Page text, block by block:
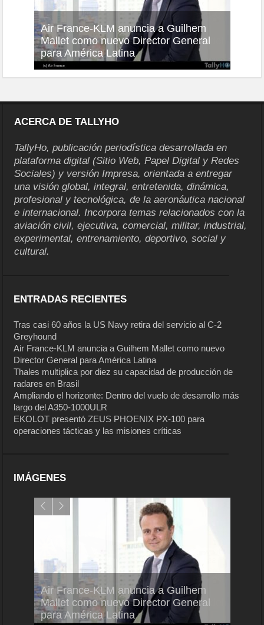
Air France-KLM anuncia a Guilhem
Mallet como nuevo Director General
para América Latina
ACERCA DE TALLYHO
TallyHo, publicación periodística desarrollada en
plataforma digital (Sitio Web, Papel Digital y Redes
Sociales) y versión Impresa, orientada a entregar
una visión global, integral, entretenida, dinámica,
profesional y tecnológica, de la aeronáutica nacional
e internacional. Incorpora temas relacionados con la
aviación civil, ejecutiva, comercial, militar, industrial,
experimental, entrenamiento, deportivo, social y
cultural.
ENTRADAS RECIENTES
Tras casi 60 años la US Navy retira del servicio al C-2
Greyhound
Air France-KLM anuncia a Guilhem Mallet como nuevo
Director General para América Latina
Thales multiplica por diez su capacidad de producción de
radares en Brasil
Ampliando el horizonte: Dentro del vuelo de desarrollo más
largo del A350-1000ULR
EKOLOT presentó ZEUS PHOENIX PX-100 para
operaciones tácticas y las misiones críticas
IMÁGENES
Air France-KLM anuncia a Guilhem
Mallet como nuevo Director General
para América Latina